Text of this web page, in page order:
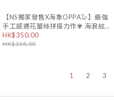
【NS獨家發售X海象OPPA🦭】最強
手工感通花蕾絲拼接力作✾ 海浪紋
立體鏤空2WAY上衣 (海浪藍)
HK$350.00
HK$368.00
1 2 3